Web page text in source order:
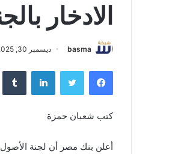
الادخار
basma ديسمبر 30, 2025
فيسبوك تويتر لينكدإن
كتب شعبان حمزة
أعلن بنك مصر أن لجنة الأصول